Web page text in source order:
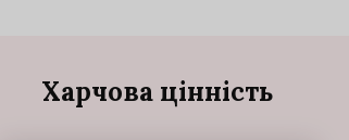
Харчова цінність